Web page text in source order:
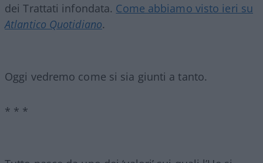
dei Trattati infondata. Come abbiamo visto ieri su
Atlantico Quotidiano.
Oggi vedremo come si sia giunti a tanto.
* * *